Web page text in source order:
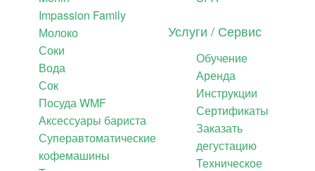
Impassion Family
Молоко
Соки
Вода
Сок
Посуда WMF
Аксессуары бариста
Суперавтоматические
кофемашины
Услуги / Сервис
Обучение
Аренда
Инструкции
Сертификаты
Заказать
дегустацию
Техническое